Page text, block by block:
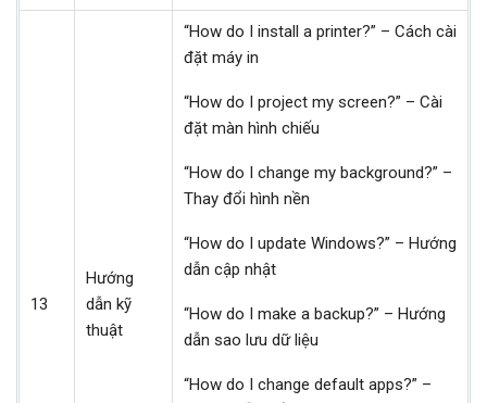
13
Hướng
dẫn kỹ
thuật
“How do I install a printer?” – Cách cài
đặt máy in
“How do I project my screen?” – Cài
đặt màn hình chiếu
“How do I change my background?” –
Thay đổi hình nền
“How do I update Windows?” – Hướng
dẫn cập nhật
“How do I make a backup?” – Hướng
dẫn sao lưu dữ liệu
“How do I change default apps?” –